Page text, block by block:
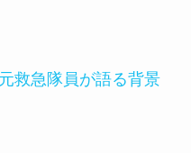
救急隊員が語る背景